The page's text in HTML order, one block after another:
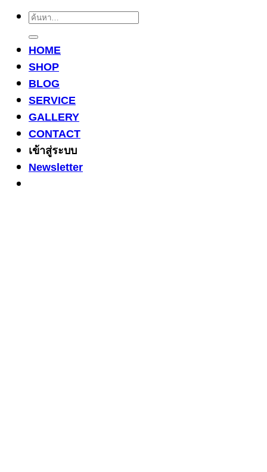
ค้นหา:
HOME
SHOP
BLOG
SERVICE
GALLERY
CONTACT
เข้าสู่ระบบ
Newsletter